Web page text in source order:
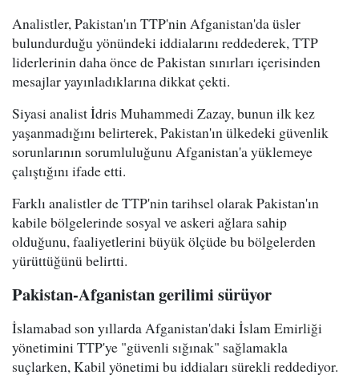
Analistler, Pakistan'ın TTP'nin Afganistan'da üsler
bulundurduğu yönündeki iddialarını reddederek, TTP
liderlerinin daha önce de Pakistan sınırları içerisinden
mesajlar yayınladıklarına dikkat çekti.
Siyasi analist İdris Muhammedi Zazay, bunun ilk kez
yaşanmadığını belirterek, Pakistan'ın ülkedeki güvenlik
sorunlarının sorumluluğunu Afganistan'a yüklemeye
çalıştığını ifade etti.
Farklı analistler de TTP'nin tarihsel olarak Pakistan'ın
kabile bölgelerinde sosyal ve askeri ağlara sahip
olduğunu, faaliyetlerini büyük ölçüde bu bölgelerden
yürüttüğünü belirtti.
Pakistan-Afganistan gerilimi sürüyor
İslamabad son yıllarda Afganistan'daki İslam Emirliği
yönetimini TTP'ye "güvenli sığınak" sağlamakla
suçlarken, Kabil yönetimi bu iddiaları sürekli reddediyor.